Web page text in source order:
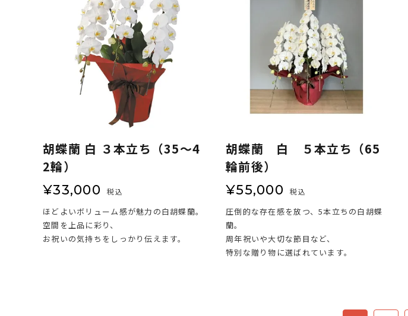
胡蝶蘭 白 ３本立ち（35～4
2輪）
¥33,000 税込
ほどよいボリューム感が魅力の白胡蝶蘭。
空間を上品に彩り、
お祝いの気持ちをしっかり伝えます。
胡蝶蘭 白 ５本立ち（65
輪前後）
¥55,000 税込
圧倒的な存在感を放つ、5本立ちの白胡蝶
蘭。
周年祝いや大切な節目など、
特別な贈り物に選ばれています。